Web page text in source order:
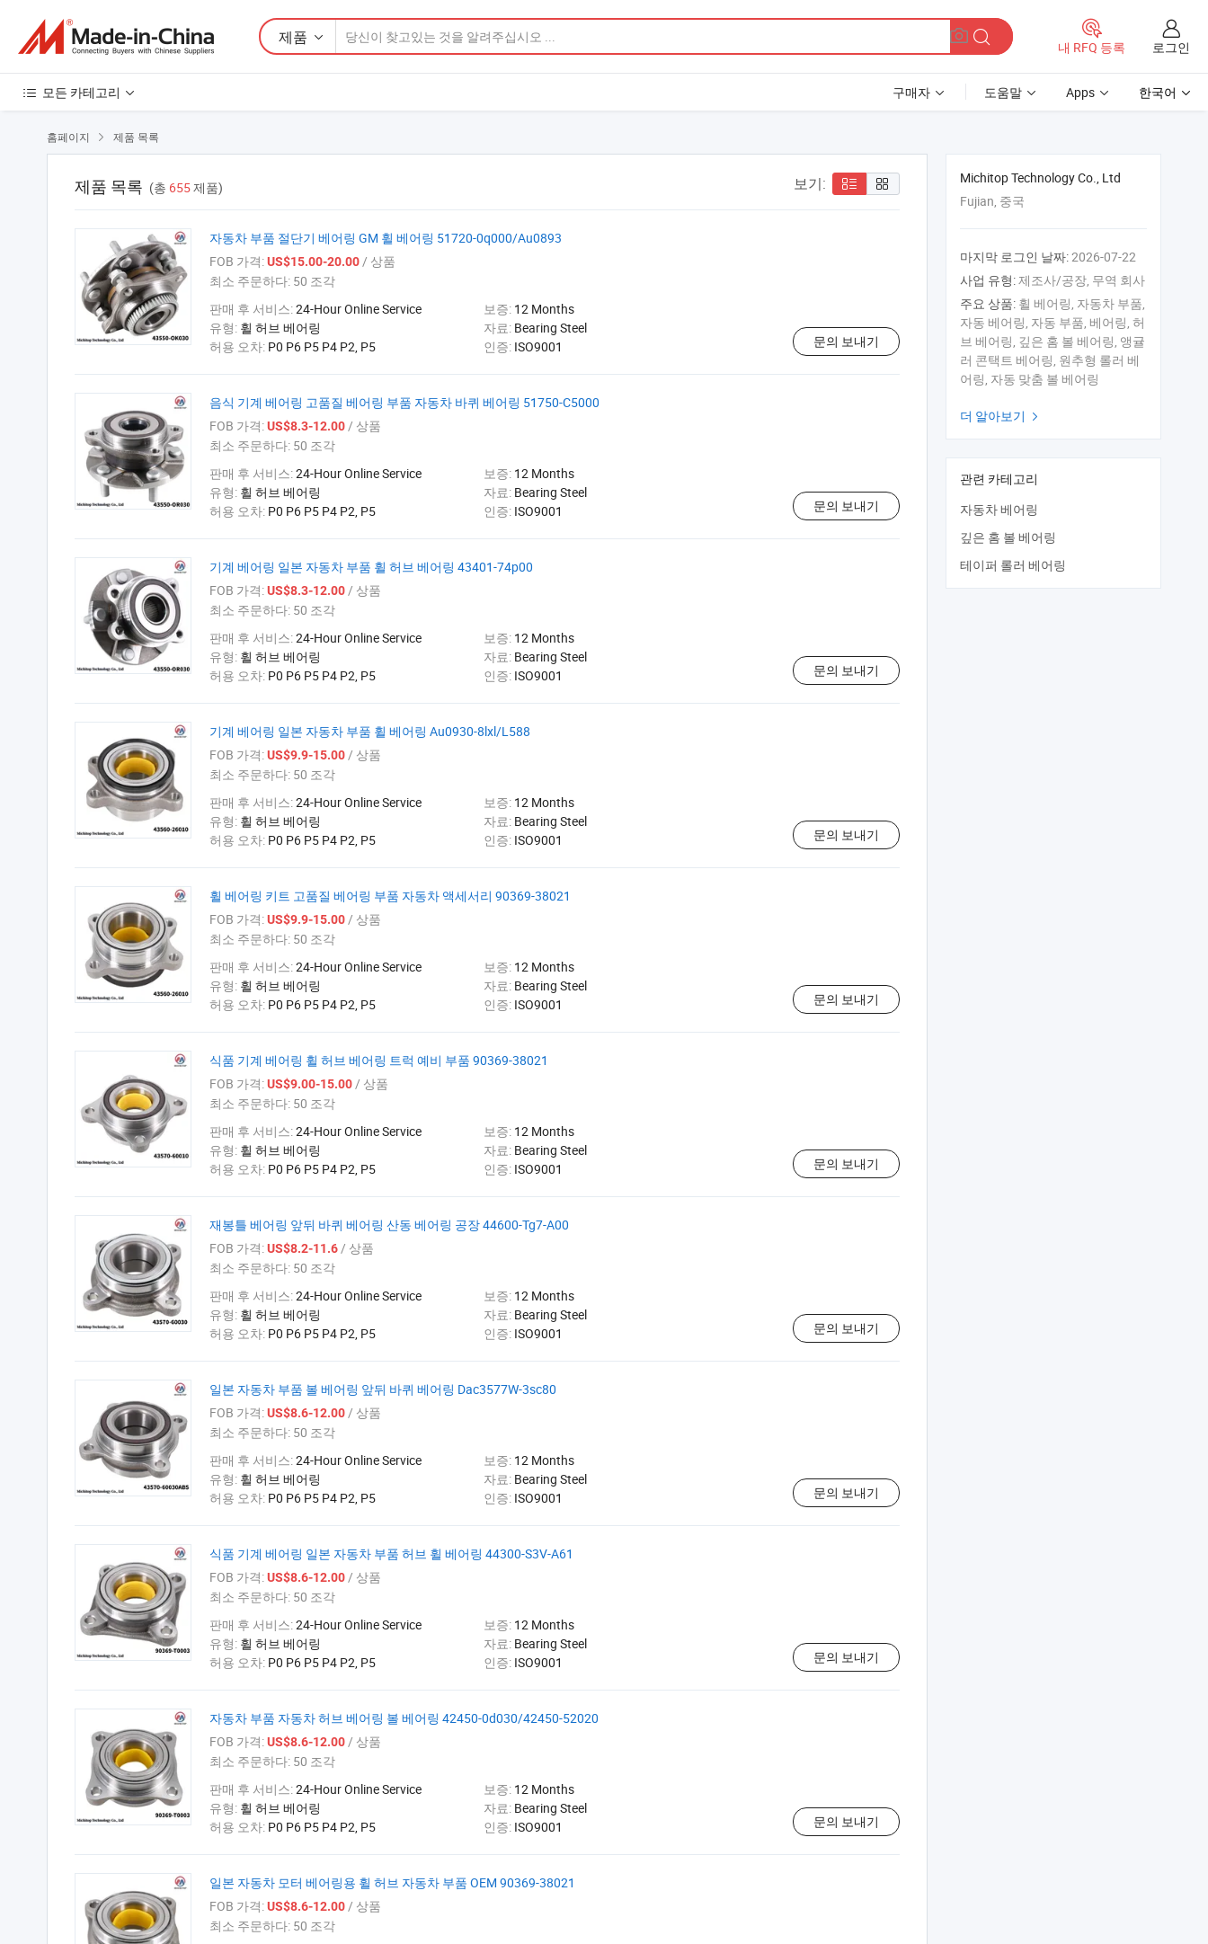
제품
내 RFQ 등록 로그인
모든 카테고리 구매자 도움말 Apps 한국어
홈페이지  제품 목록
제품 목록 (총 655제품) 보기:
자동차 부품 절단기 베어링 GM 휠 베어링 51720-0q000/Au0893
FOB 가격:US$15.00-20.00/ 상품
최소 주문하다: 50 조각
판매 후 서비스:24-Hour Online Service 보증: 12 Months
유형: 휠 허브 베어링 자료: Bearing Steel
허용 오차: P0 P6 P5 P4 P2, P5 인증: ISO9001 문의 보내기
음식 기계 베어링 고품질 베어링 부품 자동차 바퀴 베어링 51750-C5000
FOB 가격:US$8.3-12.00/ 상품
최소 주문하다: 50 조각
판매 후 서비스:24-Hour Online Service 보증: 12 Months
유형: 휠 허브 베어링 자료: Bearing Steel
허용 오차: P0 P6 P5 P4 P2, P5 인증: ISO9001 문의 보내기
기계 베어링 일본 자동차 부품 휠 허브 베어링 43401-74p00
FOB 가격:US$8.3-12.00/ 상품
최소 주문하다: 50 조각
판매 후 서비스:24-Hour Online Service 보증: 12 Months
유형: 휠 허브 베어링 자료: Bearing Steel
허용 오차: P0 P6 P5 P4 P2, P5 인증: ISO9001 문의 보내기
기계 베어링 일본 자동차 부품 휠 베어링 Au0930-8lxl/L588
FOB 가격:US$9.9-15.00/ 상품
최소 주문하다: 50 조각
판매 후 서비스:24-Hour Online Service 보증: 12 Months
유형: 휠 허브 베어링 자료: Bearing Steel
허용 오차: P0 P6 P5 P4 P2, P5 인증: ISO9001 문의 보내기
휠 베어링 키트 고품질 베어링 부품 자동차 액세서리 90369-38021
FOB 가격:US$9.9-15.00/ 상품
최소 주문하다: 50 조각
판매 후 서비스:24-Hour Online Service 보증: 12 Months
유형: 휠 허브 베어링 자료: Bearing Steel
허용 오차: P0 P6 P5 P4 P2, P5 인증: ISO9001 문의 보내기
식품 기계 베어링 휠 허브 베어링 트럭 예비 부품 90369-38021
FOB 가격:US$9.00-15.00/ 상품
최소 주문하다: 50 조각
판매 후 서비스:24-Hour Online Service 보증: 12 Months
유형: 휠 허브 베어링 자료: Bearing Steel
허용 오차: P0 P6 P5 P4 P2, P5 인증: ISO9001 문의 보내기
재봉틀 베어링 앞뒤 바퀴 베어링 산동 베어링 공장 44600-Tg7-A00
FOB 가격:US$8.2-11.6/ 상품
최소 주문하다: 50 조각
판매 후 서비스:24-Hour Online Service 보증: 12 Months
유형: 휠 허브 베어링 자료: Bearing Steel
허용 오차: P0 P6 P5 P4 P2, P5 인증: ISO9001 문의 보내기
일본 자동차 부품 볼 베어링 앞뒤 바퀴 베어링 Dac3577W-3sc80
FOB 가격:US$8.6-12.00/ 상품
최소 주문하다: 50 조각
판매 후 서비스:24-Hour Online Service 보증: 12 Months
유형: 휠 허브 베어링 자료: Bearing Steel
허용 오차: P0 P6 P5 P4 P2, P5 인증: ISO9001 문의 보내기
식품 기계 베어링 일본 자동차 부품 허브 휠 베어링 44300-S3V-A61
FOB 가격:US$8.6-12.00/ 상품
최소 주문하다: 50 조각
판매 후 서비스:24-Hour Online Service 보증: 12 Months
유형: 휠 허브 베어링 자료: Bearing Steel
허용 오차: P0 P6 P5 P4 P2, P5 인증: ISO9001 문의 보내기
자동차 부품 자동차 허브 베어링 볼 베어링 42450-0d030/42450-52020
FOB 가격:US$8.6-12.00/ 상품
최소 주문하다: 50 조각
판매 후 서비스:24-Hour Online Service 보증: 12 Months
유형: 휠 허브 베어링 자료: Bearing Steel
허용 오차: P0 P6 P5 P4 P2, P5 인증: ISO9001 문의 보내기
일본 자동차 모터 베어링용 휠 허브 자동차 부품 OEM 90369-38021
FOB 가격:US$8.6-12.00/ 상품
최소 주문하다: 50 조각
Michitop Technology Co., Ltd
Fujian, 중국
마지막 로그인 날짜:2026-07-22
사업 유형:제조사/공장, 무역 회사
주요 상품: 휠 베어링, 자동차 부품,
자동 베어링, 자동 부품, 베어링, 허
브 베어링, 깊은 홈 볼 베어링, 앵귤
러 콘택트 베어링, 원추형 롤러 베
어링, 자동 맞춤 볼 베어링
더 알아보기 
관련 카테고리
자동차 베어링
깊은 홈 볼 베어링
테이퍼 롤러 베어링